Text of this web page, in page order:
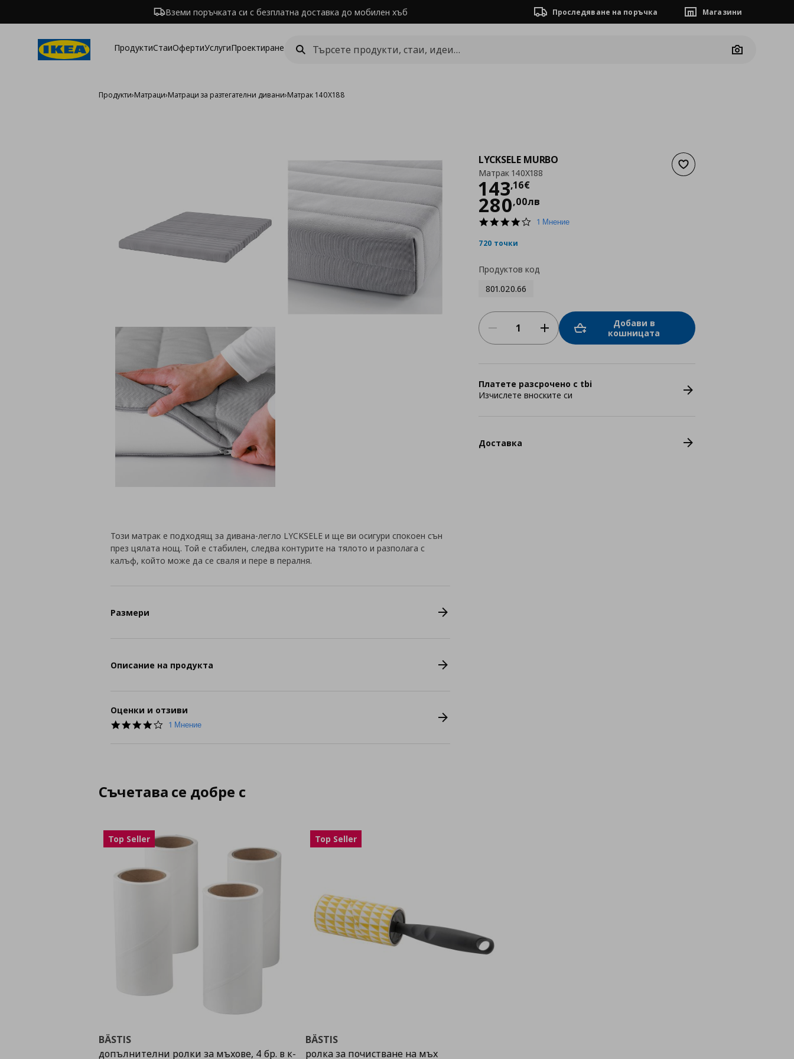
Вземи поръчката си с безплатна доставка до мобилен хъб Проследяване на поръчка Магазини
ПродуктиСтаиОфертиУслугиПроектиране
Camera
Продукти›Матраци›Матраци за разтегателни дивани›Матрак 140X188
Добави към списъка с
LYCKSELE MURBO
Матрак 140X188
143,16€
Цена
280,00лв
4.01 Мнение
720 точки
Продуктов код
801.020.66
Добави в
кошницата
Платете разсрочено с tbi
Изчислете вноските си
Доставка
Този матрак е подходящ за дивана-легло LYCKSELE и ще ви осигури спокоен сън
през цялата нощ. Той е стабилен, следва контурите на тялото и разполага с
калъф, който може да се сваля и пере в пералня.
Размери
Описание на продукта
Оценки и отзиви
4.0
1 Мнение
Съчетава се добре с
Top Seller
BÄSTIS
допълнителни ролки за мъхове, 4 бр. в к-
Top Seller
BÄSTIS
ролка за почистване на мъх